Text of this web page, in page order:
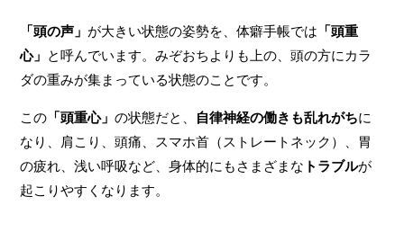
「頭の声」 が大きい状態の姿勢を、体癖手帳では 「頭重
心」 と呼んでいます。みぞおちよりも上の、頭の方にカラ
ダの重みが集まっている状態のことです。
この 「頭重心」の状態だと、 自律神経の働きも乱れがちに
なり、肩こり、頭痛、スマホ首（ストレートネック）、胃
の疲れ、浅い呼吸など、身体的にもさまざまな トラブルが
起こりやすくなります。